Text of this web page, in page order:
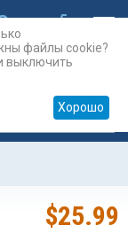
Prepaid
$25.99
файлы cookie?
выключить
Хорошо